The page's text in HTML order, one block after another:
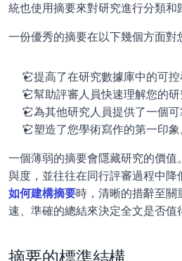
統也使用摘要來對研究進行分類和
一份優秀的摘要在以下幾個方面對
它提高了在研究數據庫中的可控
它幫助評審人員快速理解您的研
它為其他研究人員提供了一個可
它塑造了您學術寫作的第一印象
一個薄弱的摘要會隱藏研究的價值
與度，並往往在同行評審過程中降
如何建構摘要時，清晰的措辭至
速、準確的總結來決定全文是否值